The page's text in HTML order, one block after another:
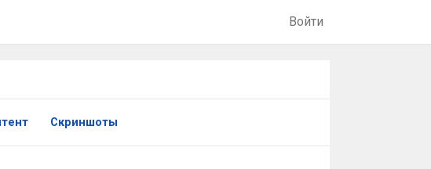
Войти
Скриншоты